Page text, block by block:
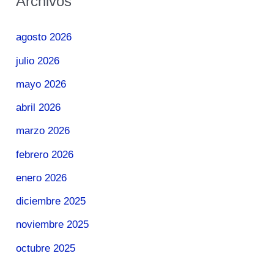
agosto 2026
julio 2026
mayo 2026
abril 2026
marzo 2026
febrero 2026
enero 2026
diciembre 2025
noviembre 2025
octubre 2025